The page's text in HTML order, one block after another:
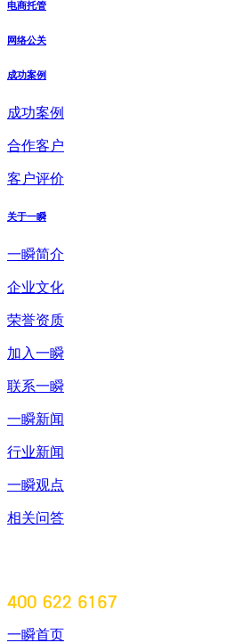
电商托管
网络公关
成功案例
成功案例
合作客户
客户评价
关于一瞬
一瞬简介
企业文化
荣誉资质
加入一瞬
联系一瞬
一瞬新闻
行业新闻
一瞬观点
相关问答
一瞬首页